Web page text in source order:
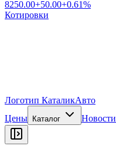
8250.00+50.00+0.61%
Котировки
Логотип КаталикАвто
Цены
Каталог Новости